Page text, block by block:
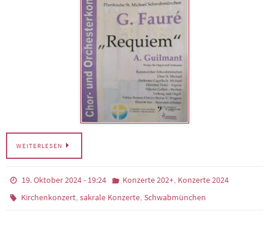
WEITERLESEN
19. Oktober 2024 - 19:24 Konzerte 202+, Konzerte 2024
Kirchenkonzert,sakrale Konzerte,Schwabmünchen